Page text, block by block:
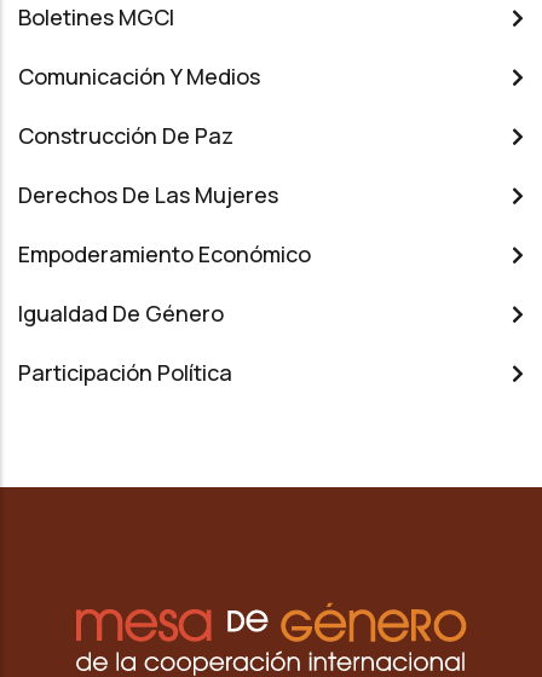
Boletines MGCI
Comunicación Y Medios
Construcción De Paz
Derechos De Las Mujeres
Empoderamiento Económico
Igualdad De Género
Participación Política